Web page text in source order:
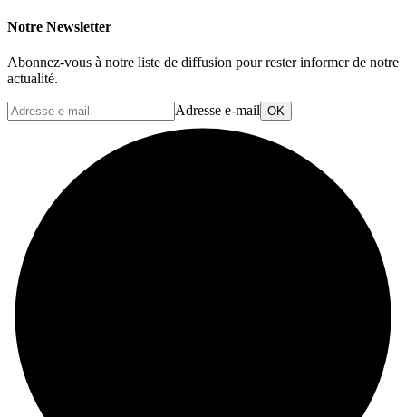
Notre Newsletter
Abonnez-vous à notre liste de diffusion pour rester informer de notre
actualité.
Adresse e-mail